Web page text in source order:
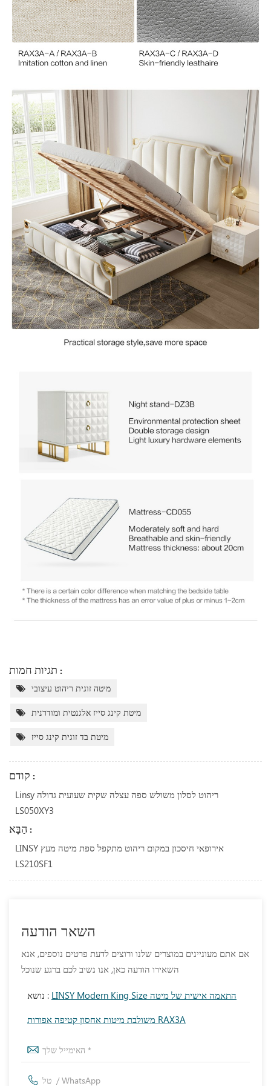
תגיות חמות :
מיטה זוגית ריהוט עיצובי
מיטת קינג סייז אלגנטית ומודרנית
מיטת בד זוגית קינג סייז
קודם :
Linsy ריהוט לסלון משולש ספה עצלה שקית שעועית גדולה
LS050XY3
הַבָּא :
LINSY אירופאי חיסכון במקום ריהוט מתקפל ספת מיטה מעץ
LS210SF1
השאר הודעה
אם אתם מעוניינים במוצרים שלנו ורוצים לדעת פרטים נוספים, אנא
השאירו הודעה כאן, אנו נשיב לכם ברגע שנוכל
נושא : LINSY Modern King Size התאמה אישית של מיטה
משולבת מיטות אחסון קטיפה אפורות RAX3A